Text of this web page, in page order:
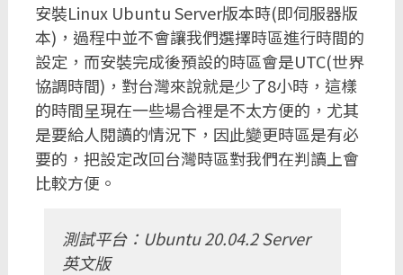
安裝Linux Ubuntu Server版本時(即伺服器版
本)，過程中並不會讓我們選擇時區進行時間的
設定，而安裝完成後預設的時區會是UTC(世界
協調時間)，對台灣來說就是少了8小時，這樣
的時間呈現在一些場合裡是不太方便的，尤其
是要給人閱讀的情況下，因此變更時區是有必
要的，把設定改回台灣時區對我們在判讀上會
比較方便。
測試平台：Ubuntu 20.04.2 Server
英文版